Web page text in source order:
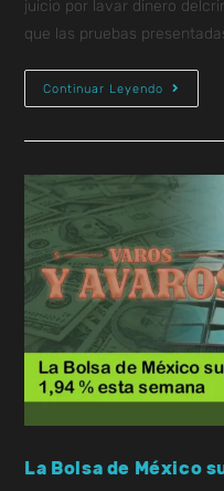
juicio por lavar dinero
que las pruebas
Continuar Leyendo
La Bolsa de México